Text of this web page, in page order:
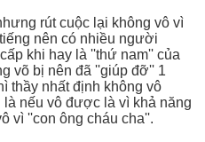
rút cuộc lại không vô vì
nên có nhiều người
khi hay là ''thứ nam'' của
võ bị nên đã ''giúp đỡ'' 1
thầy nhất định không vô
nếu vô được là vì khả năng
vì ''con ông cháu cha''.